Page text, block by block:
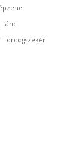
tánc
ördögszekér